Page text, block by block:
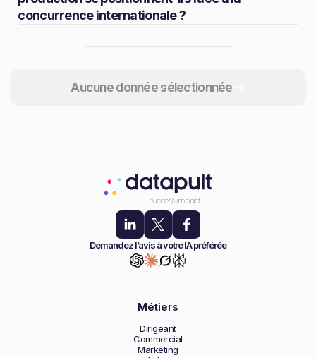
Aucune donnée sélectionnée
concurrence internationale ?
Partager
Demandez l’avis à votre IA préférée
Métiers
Dirigeant
Commercial
Marketing